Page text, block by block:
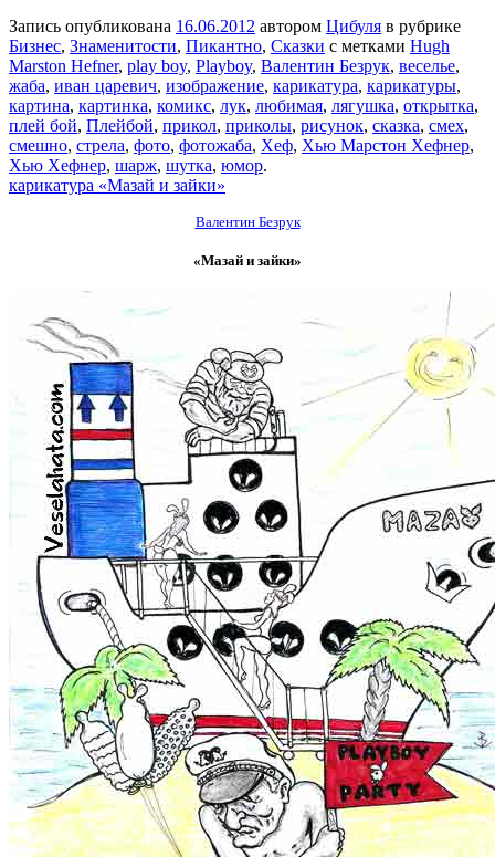
Запись опубликована 16.06.2012 автором Цибуля в рубрике
Бизнес, Знаменитости, Пикантно, Сказки с метками Hugh
Marston Hefner, play boy, Playboy, Валентин Безрук, веселье,
жаба, иван царевич, изображение, карикатура, карикатуры,
картина, картинка, комикс, лук, любимая, лягушка, открытка,
плей бой, Плейбой, прикол, приколы, рисунок, сказка, смех,
смешно, стрела, фото, фотожаба, Хеф, Хью Марстон Хефнер,
Хью Хефнер, шарж, шутка, юмор.
карикатура «Мазай и зайки»
Валентин Безрук
«Мазай и зайки»